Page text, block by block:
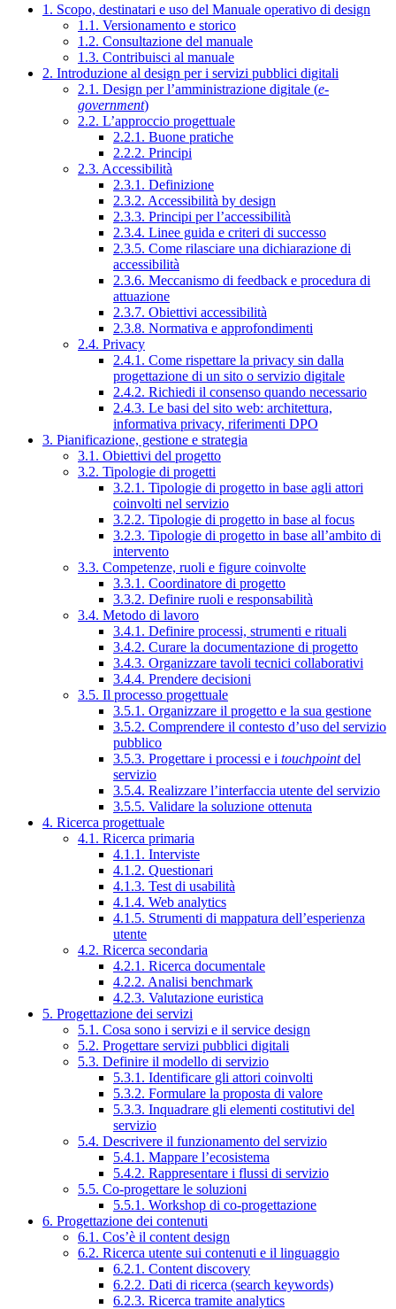
1. Scopo, destinatari e uso del Manuale operativo di design
1.1. Versionamento e storico
1.2. Consultazione del manuale
1.3. Contribuisci al manuale
2. Introduzione al design per i servizi pubblici digitali
2.1. Design per l’amministrazione digitale (e-
government)
2.2. L’approccio progettuale
2.2.1. Buone pratiche
2.2.2. Principi
2.3. Accessibilità
2.3.1. Definizione
2.3.2. Accessibilità by design
2.3.3. Principi per l’accessibilità
2.3.4. Linee guida e criteri di successo
2.3.5. Come rilasciare una dichiarazione di
accessibilità
2.3.6. Meccanismo di feedback e procedura di
attuazione
2.3.7. Obiettivi accessibilità
2.3.8. Normativa e approfondimenti
2.4. Privacy
2.4.1. Come rispettare la privacy sin dalla
progettazione di un sito o servizio digitale
2.4.2. Richiedi il consenso quando necessario
2.4.3. Le basi del sito web: architettura,
informativa privacy, riferimenti DPO
3. Pianificazione, gestione e strategia
3.1. Obiettivi del progetto
3.2. Tipologie di progetti
3.2.1. Tipologie di progetto in base agli attori
coinvolti nel servizio
3.2.2. Tipologie di progetto in base al focus
3.2.3. Tipologie di progetto in base all’ambito di
intervento
3.3. Competenze, ruoli e figure coinvolte
3.3.1. Coordinatore di progetto
3.3.2. Definire ruoli e responsabilità
3.4. Metodo di lavoro
3.4.1. Definire processi, strumenti e rituali
3.4.2. Curare la documentazione di progetto
3.4.3. Organizzare tavoli tecnici collaborativi
3.4.4. Prendere decisioni
3.5. Il processo progettuale
3.5.1. Organizzare il progetto e la sua gestione
3.5.2. Comprendere il contesto d’uso del servizio
pubblico
3.5.3. Progettare i processi e i touchpointdel
servizio
3.5.4. Realizzare l’interfaccia utente del servizio
3.5.5. Validare la soluzione ottenuta
4. Ricerca progettuale
4.1. Ricerca primaria
4.1.1. Interviste
4.1.2. Questionari
4.1.3. Test di usabilità
4.1.4. Web analytics
4.1.5. Strumenti di mappatura dell’esperienza
utente
4.2. Ricerca secondaria
4.2.1. Ricerca documentale
4.2.2. Analisi benchmark
4.2.3. Valutazione euristica
5. Progettazione dei servizi
5.1. Cosa sono i servizi e il service design
5.2. Progettare servizi pubblici digitali
5.3. Definire il modello di servizio
5.3.1. Identificare gli attori coinvolti
5.3.2. Formulare la proposta di valore
5.3.3. Inquadrare gli elementi costitutivi del
servizio
5.4. Descrivere il funzionamento del servizio
5.4.1. Mappare l’ecosistema
5.4.2. Rappresentare i flussi di servizio
5.5. Co-progettare le soluzioni
5.5.1. Workshop di co-progettazione
6. Progettazione dei contenuti
6.1. Cos’è il content design
6.2. Ricerca utente sui contenuti e il linguaggio
6.2.1. Content discovery
6.2.2. Dati di ricerca (search keywords)
6.2.3. Ricerca tramite analytics